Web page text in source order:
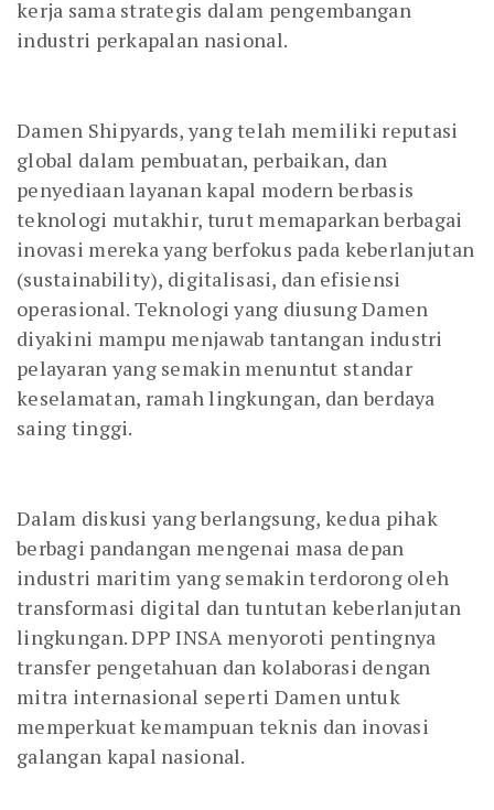
kerja sama strategis dalam pengembangan
industri perkapalan nasional.
Damen Shipyards, yang telah memiliki reputasi
global dalam pembuatan, perbaikan, dan
penyediaan layanan kapal modern berbasis
teknologi mutakhir, turut memaparkan berbagai
inovasi mereka yang berfokus pada keberlanjutan
(sustainability), digitalisasi, dan efisiensi
operasional. Teknologi yang diusung Damen
diyakini mampu menjawab tantangan industri
pelayaran yang semakin menuntut standar
keselamatan, ramah lingkungan, dan berdaya
saing tinggi.
Dalam diskusi yang berlangsung, kedua pihak
berbagi pandangan mengenai masa depan
industri maritim yang semakin terdorong oleh
transformasi digital dan tuntutan keberlanjutan
lingkungan. DPP INSA menyoroti pentingnya
transfer pengetahuan dan kolaborasi dengan
mitra internasional seperti Damen untuk
memperkuat kemampuan teknis dan inovasi
galangan kapal nasional.